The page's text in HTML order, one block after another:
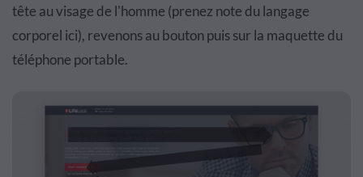
tête au visage de l'homme (prenez note du langage
corporel ici), revenons au bouton puis sur la maquette du
téléphone portable.